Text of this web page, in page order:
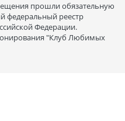
прошли обязательную
федеральный реестр
Федерации.
"Клуб Любимых